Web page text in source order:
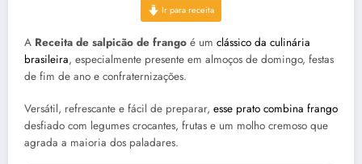
Ir para receita
A Receita de salpicão de frango é um clássico da culinária
brasileira, especialmente presente em almoços de domingo, festas
de fim de ano e confraternizações.
Versátil, refrescante e fácil de preparar, esse prato combina frango
desfiado com legumes crocantes, frutas e um molho cremoso que
agrada a maioria dos paladares.